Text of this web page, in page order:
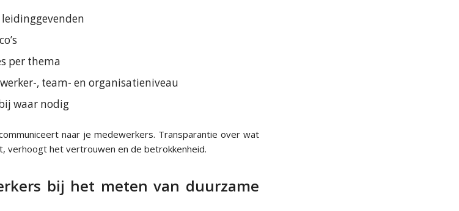
per thema
, team- en organisatieniveau
waar nodig
naar je medewerkers. Transparantie over wat
verhoogt het vertrouwen en de betrokkenheid.
bij het meten van duurzame